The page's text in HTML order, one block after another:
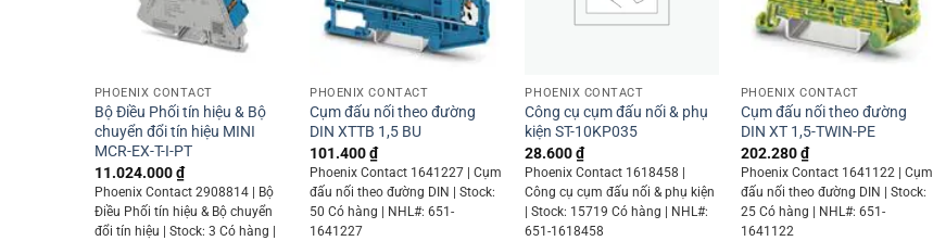
PHOENIX CONTACT
Bộ Điều Phối tín hiệu & Bộ
chuyển đổi tín hiệu MINI
MCR-EX-T-I-PT
11.024.000₫
Phoenix Contact 2908814 | Bộ
Điều Phối tín hiệu & Bộ chuyển
đổi tín hiệu | Stock: 3 Có hàng |
PHOENIX CONTACT
Cụm đấu nối theo đường
DIN XTTB 1,5 BU
101.400₫
Phoenix Contact 1641227 | Cụm
đấu nối theo đường DIN | Stock:
50 Có hàng | NHL#: 651-
1641227
PHOENIX CONTACT
Công cụ cụm đấu nối & phụ
kiện ST-10KP035
28.600₫
Phoenix Contact 1618458 |
Công cụ cụm đấu nối & phụ kiện
| Stock: 15719 Có hàng | NHL#:
651-1618458
PHOENIX CONTACT
Cụm đấu nối theo đường
DIN XT 1,5-TWIN-PE
202.280₫
Phoenix Contact 1641122 | Cụm
đấu nối theo đường DIN | Stock:
25 Có hàng | NHL#: 651-
1641122